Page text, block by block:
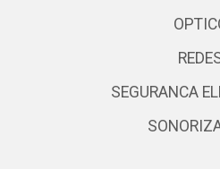
SEGURANCA